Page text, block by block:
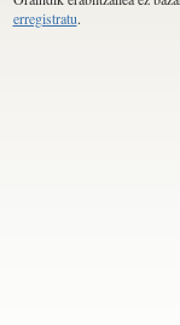
erregistratu.